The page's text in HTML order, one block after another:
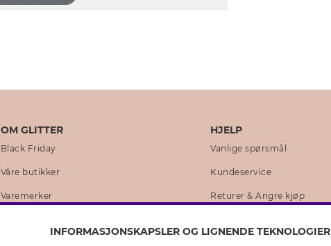
OM GLITTER
Black Friday
Våre butikker
Varemerker
HJELP
Vanlige spørsmål
Kundeservice
Returer & Angre kjøp
INFORMASJONSKAPSLER OG LIGNENDE TEKNOLOGIER